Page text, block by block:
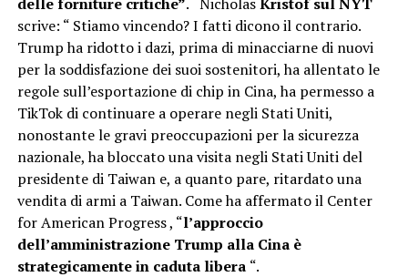
scrive: “ Stiamo vincendo? I fatti dicono il contrario.
Trump ha ridotto i dazi, prima di minacciarne di nuovi
per la soddisfazione dei suoi sostenitori, ha allentato le
regole sull’esportazione di chip in Cina, ha permesso a
TikTok di continuare a operare negli Stati Uniti,
nonostante le gravi preoccupazioni per la sicurezza
nazionale, ha bloccato una visita negli Stati Uniti del
presidente di Taiwan e, a quanto pare, ritardato una
vendita di armi a Taiwan. Come ha affermato il Center
for American Progress , “l’approccio
dell’amministrazione Trump alla Cina è
strategicamente in caduta libera “.